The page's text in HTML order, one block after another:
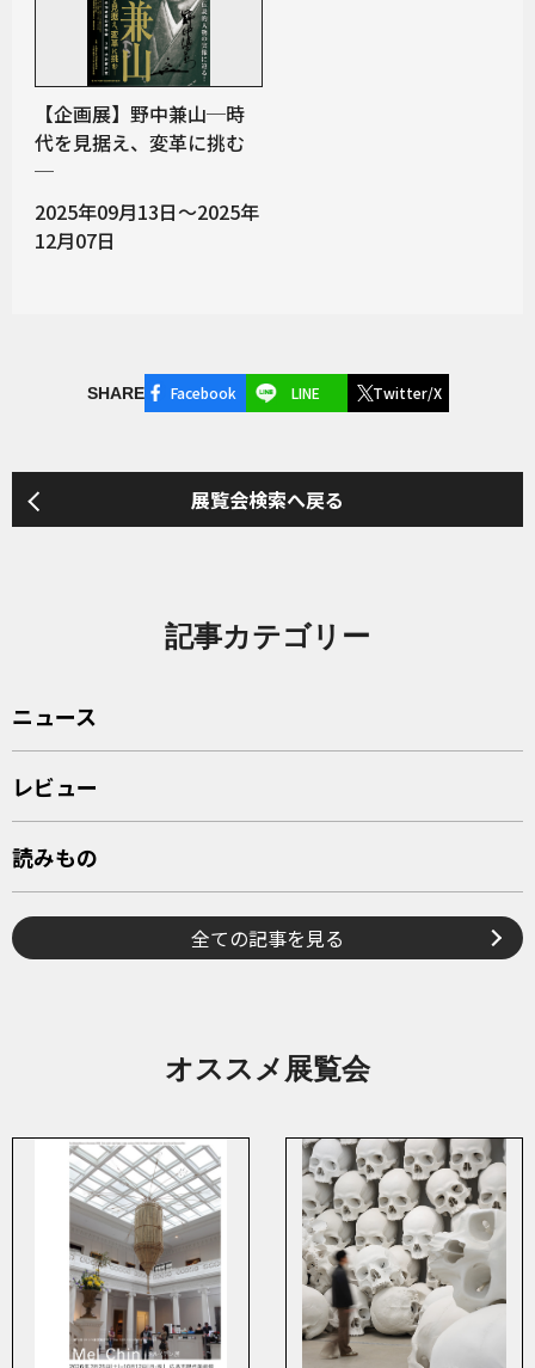
【企画展】野中兼山─時
代を見据え、変革に挑む
─
2025年09月13日～2025年
12月07日
SHARE Facebook LINE Twitter/X
展覧会検索へ戻る
記事カテゴリー
ニュース
レビュー
読みもの
全ての記事を見る
オススメ展覧会